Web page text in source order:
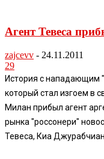
Агент Тевеса
zajcevv - 24.11.2011
29
История с нападающим
который стал изгоем в
Милан прибыл агент
рынка "россонери"
Тевеса, Киа